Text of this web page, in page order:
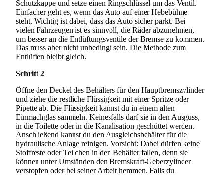
Schutzkappe und setze einen Ringschlüssel um das Ventil.
Einfacher geht es, wenn das Auto auf einer Hebebühne
steht. Wichtig ist dabei, dass das Auto sicher parkt. Bei
vielen Fahrzeugen ist es sinnvoll, die Räder abzunehmen,
um besser an die Entlüftungsventile der Bremse zu kommen.
Das muss aber nicht unbedingt sein. Die Methode zum
Entlüften bleibt gleich.
Schritt 2
Öffne den Deckel des Behälters für den Hauptbremszylinder
und ziehe die restliche Flüssigkeit mit einer Spritze oder
Pipette ab. Die Flüssigkeit kannst du in einem alten
Einmachglas sammeln. Keinesfalls darf sie in den Ausguss,
in die Toilette oder in die Kanalisation geschüttet werden.
Anschließend kannst du den Ausgleichsbehälter für die
hydraulische Anlage reinigen. Vorsicht: Dabei dürfen keine
Stoffreste oder Teilchen in den Behälter fallen, denn sie
können unter Umständen den Bremskraft-Geberzylinder
verstopfen oder bei seiner Arbeit hemmen. Falls du